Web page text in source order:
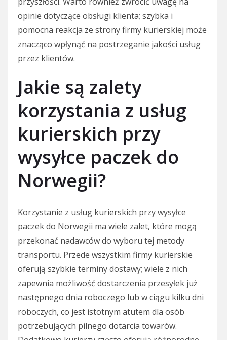
opinie dotyczące obsługi klienta; szybka i
pomocna reakcja ze strony firmy kurierskiej może
znacząco wpłynąć na postrzeganie jakości usług
przez klientów.
Jakie są zalety
korzystania z usług
kurierskich przy
wysyłce paczek do
Norwegii?
Korzystanie z usług kurierskich przy wysyłce
paczek do Norwegii ma wiele zalet, które mogą
przekonać nadawców do wyboru tej metody
transportu. Przede wszystkim firmy kurierskie
oferują szybkie terminy dostawy; wiele z nich
zapewnia możliwość dostarczenia przesyłek już
następnego dnia roboczego lub w ciągu kilku dni
roboczych, co jest istotnym atutem dla osób
potrzebujących pilnego dotarcia towarów.